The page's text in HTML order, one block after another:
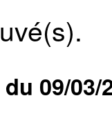
09/03/